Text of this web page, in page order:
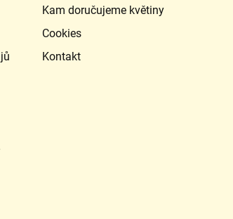
Kam doručujeme květiny
Cookies
Kontakt